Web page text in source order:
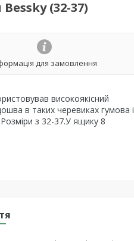
(32-37)
для замовлення
високоякісний
в таких черевиках гумова і
з 32-37.У ящику 8